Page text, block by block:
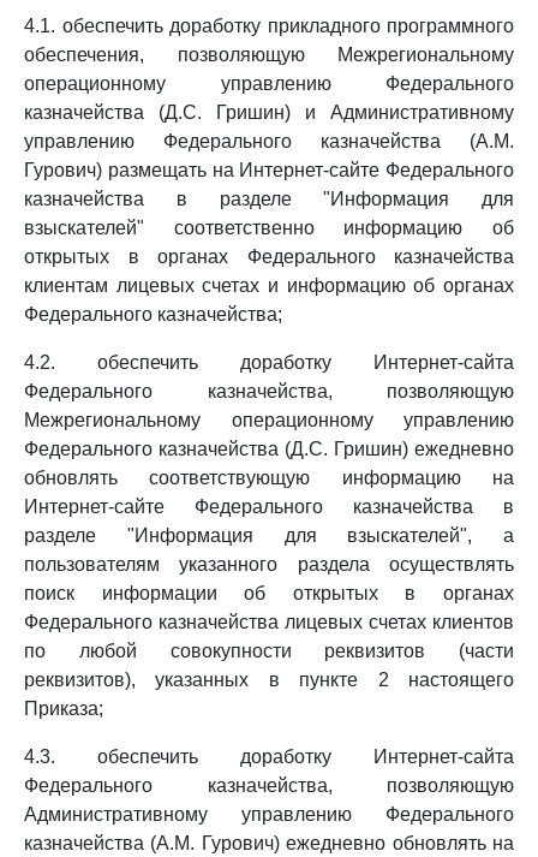
4.1. обеспечить доработку прикладного программного
обеспечения, позволяющую Межрегиональному
операционному управлению Федерального
казначейства (Д.С. Гришин) и Административному
управлению Федерального казначейства (А.М.
Гурович) размещать на Интернет-сайте Федерального
казначейства в разделе "Информация для
взыскателей" соответственно информацию об
открытых в органах Федерального казначейства
клиентам лицевых счетах и информацию об органах
Федерального казначейства;
4.2. обеспечить доработку Интернет-сайта
Федерального казначейства, позволяющую
Межрегиональному операционному управлению
Федерального казначейства (Д.С. Гришин) ежедневно
обновлять соответствующую информацию на
Интернет-сайте Федерального казначейства в
разделе "Информация для взыскателей", а
пользователям указанного раздела осуществлять
поиск информации об открытых в органах
Федерального казначейства лицевых счетах клиентов
по любой совокупности реквизитов (части
реквизитов), указанных в пункте 2 настоящего
Приказа;
4.3. обеспечить доработку Интернет-сайта
Федерального казначейства, позволяющую
Административному управлению Федерального
казначейства (А.М. Гурович) ежедневно обновлять на